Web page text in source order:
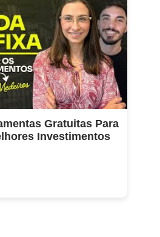
Gratuitas Para
Investimentos